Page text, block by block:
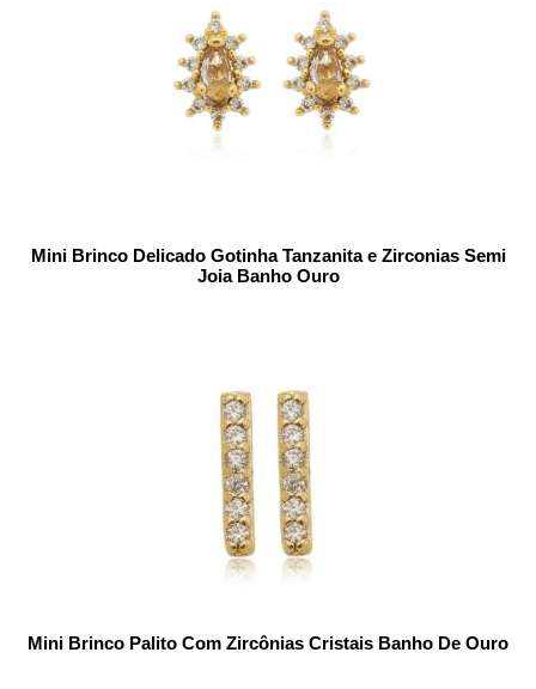
Mini Brinco Delicado Gotinha Tanzanita e Zirconias Semi
Joia Banho Ouro
Mini Brinco Palito Com Zircônias Cristais Banho De Ouro